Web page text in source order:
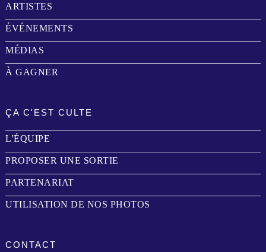
ARTISTES
ÉVÉNEMENTS
MÉDIAS
À GAGNER
ÇA C'EST CULTE
L'ÉQUIPE
PROPOSER UNE SORTIE
PARTENARIAT
UTILISATION DE NOS PHOTOS
CONTACT